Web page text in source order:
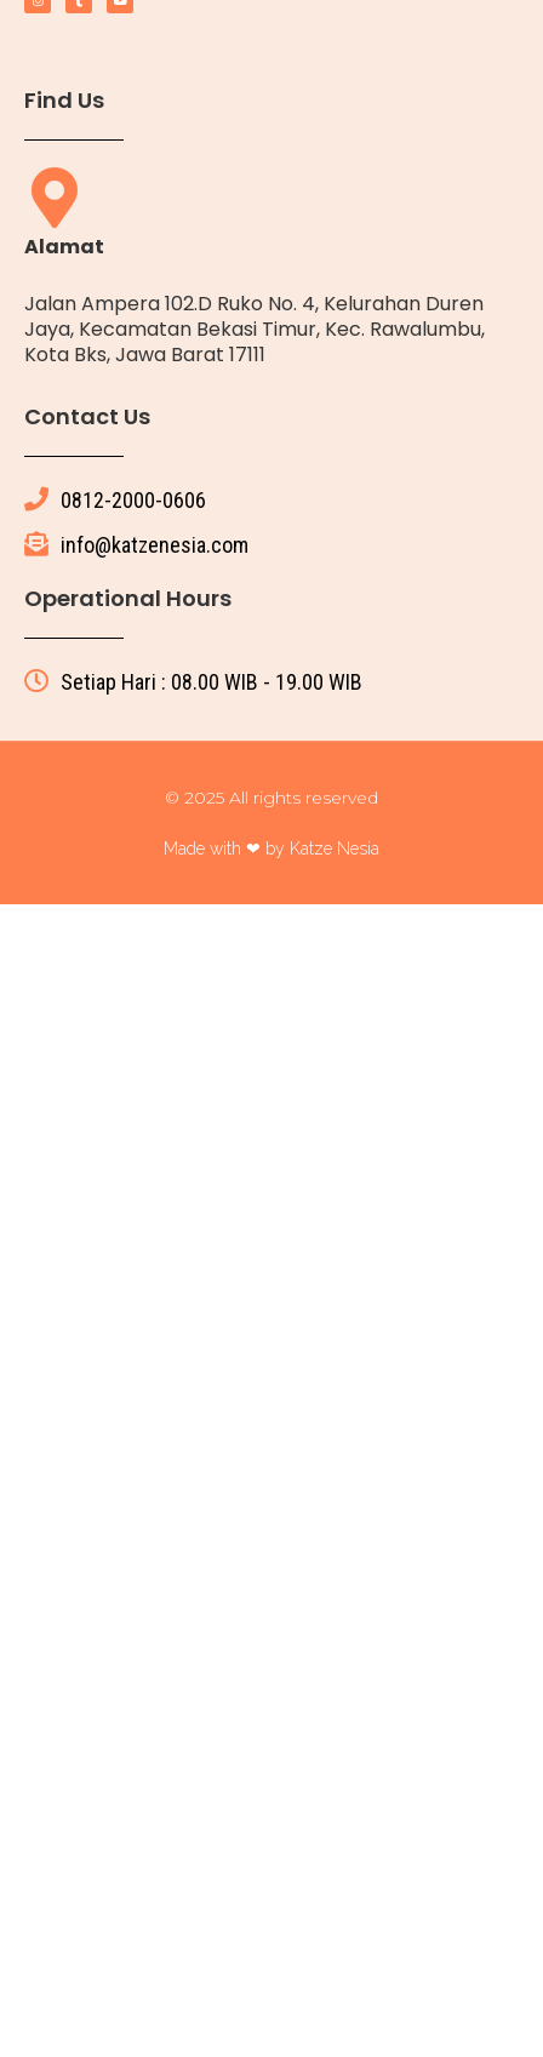
Find Us
Alamat
Jalan Ampera 102.D Ruko No. 4, Kelurahan Duren
Jaya, Kecamatan Bekasi Timur, Kec. Rawalumbu,
Kota Bks, Jawa Barat 17111
Contact Us
0812-2000-0606
info@katzenesia.com
Operational Hours
Setiap Hari : 08.00 WIB - 19.00 WIB
© 2025 All rights reserved
Made with ❤ by Katze Nesia